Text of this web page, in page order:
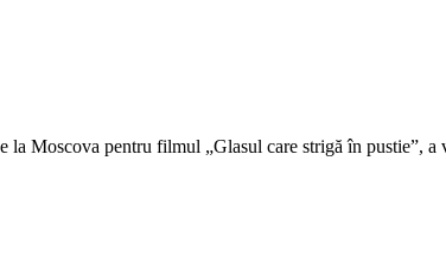
Moscova pentru filmul „Glasul care strigă în pustie”,